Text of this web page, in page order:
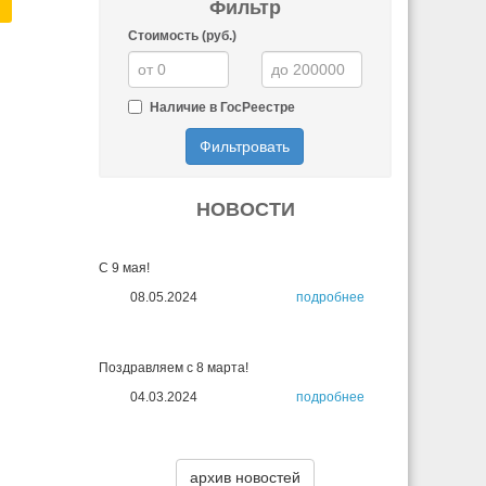
Фильтр
Стоимость (руб.)
Наличие в ГосРеестре
Фильтровать
НОВОСТИ
С 9 мая!
08.05.2024
подробнее
Поздравляем с 8 марта!
04.03.2024
подробнее
архив новостей